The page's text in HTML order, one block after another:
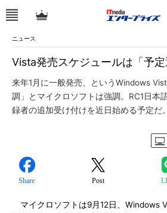
ニュース
Vista発売スケジュールは「予定
来年1月に一般発売、というWindows
調」とマイクロソフトは強調。RC1日本
録者の追加受け付けを近日始める予定だ。
Share Post
マイクロソフトは9月12日、Windows